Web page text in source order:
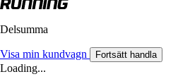
Delsumma
Visa min kundvagn Fortsätt handla
Loading...